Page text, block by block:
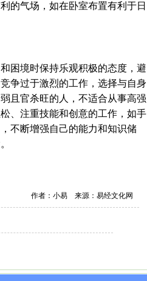
的气场，如在卧室布置有利于日
困境时保持乐观积极的态度，避
争过于激烈的工作，选择与自身
且官杀旺的人，不适合从事高强
、注重技能和创意的工作，如手
不断增强自己的能力和知识储
作者：小易 来源：易经文化网